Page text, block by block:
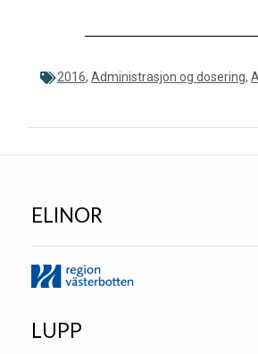
2016, Administrasjon og dosering,
ELINOR
LUPP